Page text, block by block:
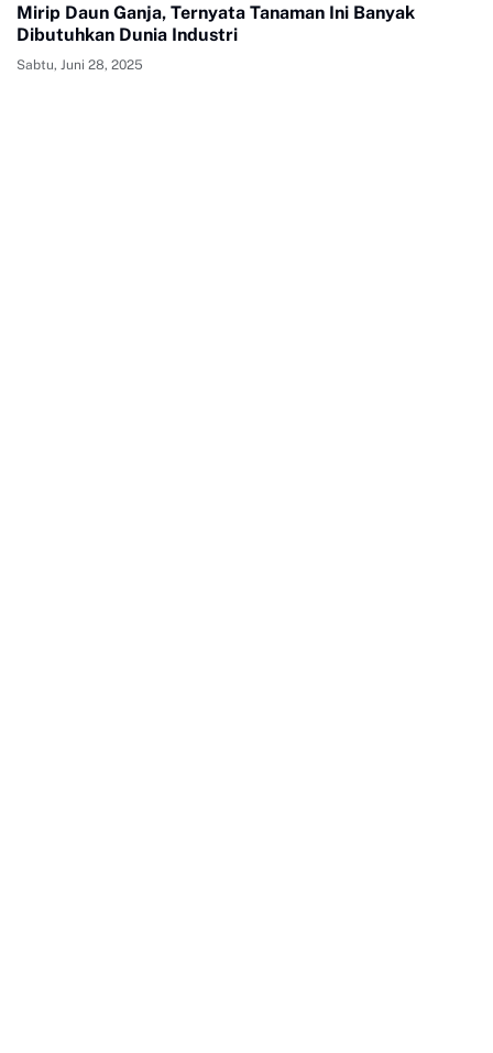
Mirip Daun Ganja, Ternyata Tanaman Ini Banyak
Dibutuhkan Dunia Industri
Sabtu, Juni 28, 2025